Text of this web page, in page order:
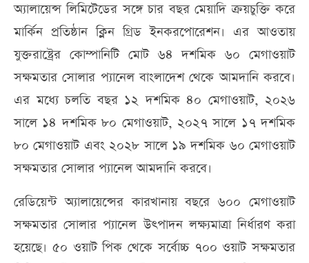
অ্যালায়েন্স লিমিটেডের সঙ্গে চার বছর মেয়াদি ক্রয়চুক্তি করে
মার্কিন প্রতিষ্ঠান ক্লিন গ্রিড ইনকরপোরেশন। এর আওতায়
যুক্তরাষ্ট্রের কোম্পানিটি মোট ৬৪ দশমিক ৬০ মেগাওয়াট
সক্ষমতার সোলার প্যানেল বাংলাদেশ থেকে আমদানি করবে।
এর মধ্যে চলতি বছর ১২ দশমিক ৪০ মেগাওয়াট, ২০২৬
সালে ১৪ দশমিক ৮০ মেগাওয়াট, ২০২৭ সালে ১৭ দশমিক
৮০ মেগাওয়াট এবং ২০২৮ সালে ১৯ দশমিক ৬০ মেগাওয়াট
সক্ষমতার সোলার প্যানেল আমদানি করবে।
রেডিয়েন্ট অ্যালায়েন্সের কারখানায় বছরে ৬০০ মেগাওয়াট
সক্ষমতার সোলার প্যানেল উৎপাদন লক্ষ্যমাত্রা নির্ধারণ করা
হয়েছে। ৫০ ওয়াট পিক থেকে সর্বোচ্চ ৭০০ ওয়াট সক্ষমতার